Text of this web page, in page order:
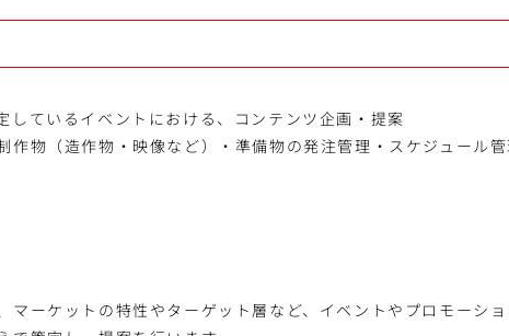
しているイベントにおける、コンテンツ企画・提案
作物（造作物・映像など）・準備物の発注管理・スケジュール管
マーケットの特性やターゲット層など、イベントやプロモーショ